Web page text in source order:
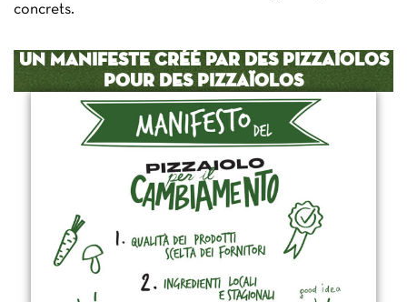
concrets.
UN MANIFESTE CRÉÉ PAR DES PIZZAÏOLOS
POUR DES PIZZAÏOLOS